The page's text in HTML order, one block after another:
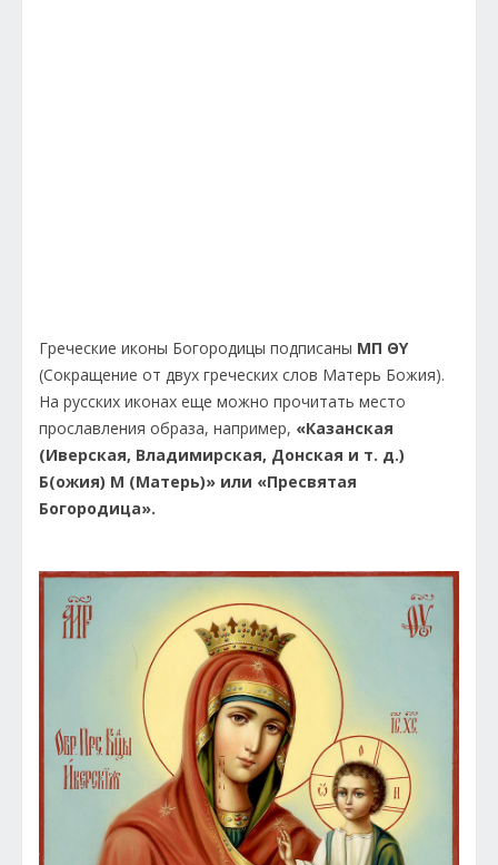
Греческие иконы Богородицы подписаны ΜΠ ΘY
(Сокращение от двух греческих слов Матерь Божия).
На русских иконах еще можно прочитать место
прославления образа, например, «Казанская
(Иверская, Владимирская, Донская и т. д.)
Б(ожия) М (Матерь)» или «Пресвятая
Богородица».